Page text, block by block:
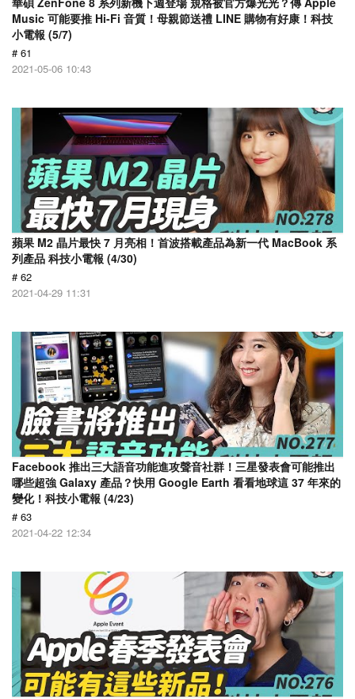
Music 可能要推 Hi-Fi 音質！母親節送禮 LINE 購物有好康！科技
小電報 (5/7)
# 61
2021-05-06 10:43
蘋果 M2 晶片最快 7 月亮相！首波搭載產品為新一代 MacBook 系
列產品 科技小電報 (4/30)
# 62
2021-04-29 11:31
Facebook 推出三大語音功能進攻聲音社群！三星發表會可能推出
哪些超強 Galaxy 產品？快用 Google Earth 看看地球這 37 年來的
變化！科技小電報 (4/23)
# 63
2021-04-22 12:34